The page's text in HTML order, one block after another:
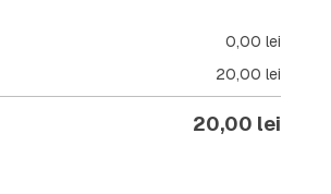
0,00lei
20,00lei
20,00 lei